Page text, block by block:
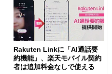
Rakuten Linkに「AI通話要
約機能」、楽天モバイル契約
者は追加料金なしで使える